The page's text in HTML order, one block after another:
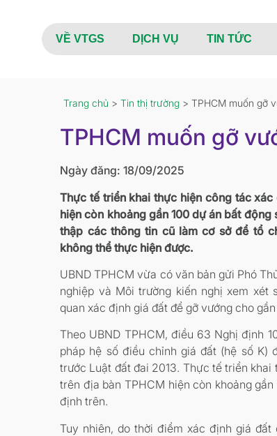
VỀ VTGS DỊCH VỤ TIN TỨC
Trang chủ >Tin thị trường > TPHCM muốn gỡ
TPHCM muốn gỡ
Ngày đăng: 18/09/2025
Thực tế triển khai thực hiện công tác
hiện còn khoảng gần 100 dự án bất
thập các thông tin cũ làm cơ sở để tổ
không thể thực hiện được.
UBND TPHCM vừa có văn bản gửi Phó
nghiệp và Môi trường kiến nghị xem
quan xác định giá đất để gỡ vướng cho
Theo UBND TPHCM, điều 63 Nghị định
pháp hệ số điều chỉnh giá đất (hệ số K)
trước Luật đất đai 2013. Thực tế triển
trên địa bàn TPHCM hiện còn khoảng
định trên.
Tuy nhiên, do thời điểm xác định giá